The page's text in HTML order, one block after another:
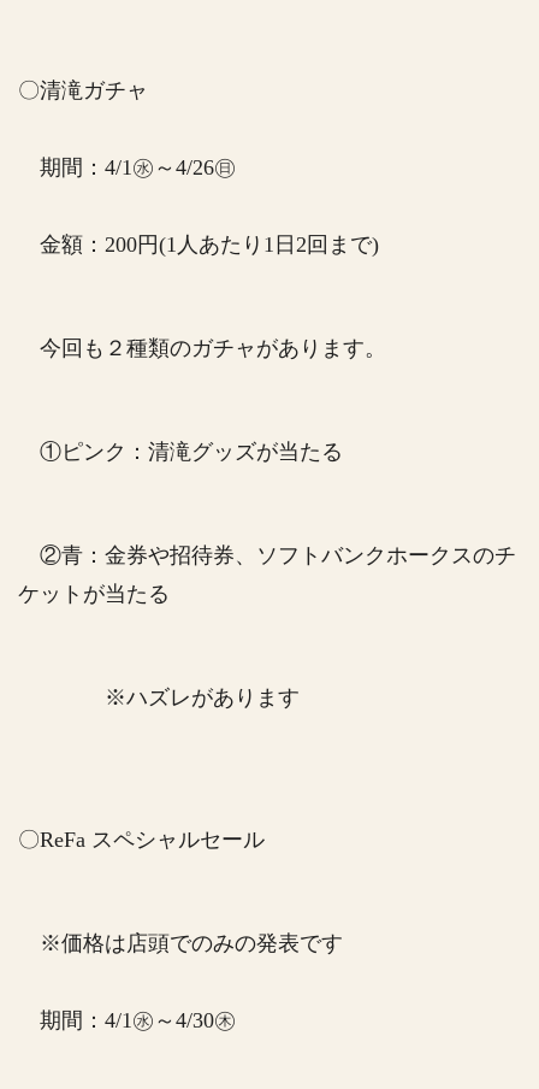
〇清滝ガチャ
期間：4/1㊌～4/26㊐
金額：200円(1人あたり1日2回まで)
今回も２種類のガチャがあります。
①ピンク：清滝グッズが当たる
②青：金券や招待券、ソフトバンクホークスのチ
ケットが当たる
※ハズレがあります
〇ReFa スペシャルセール
※価格は店頭でのみの発表です
期間：4/1㊌～4/30㊍